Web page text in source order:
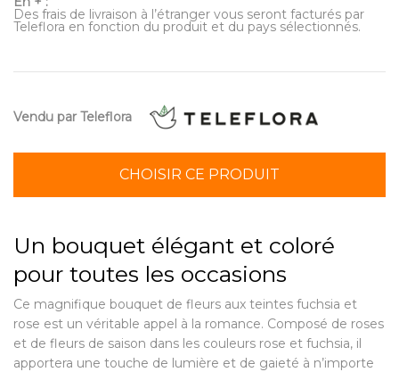
Des frais de livraison à l’étranger vous seront facturés par
Teleflora en fonction du produit et du pays sélectionnés.
Vendu par Teleflora
CHOISIR CE PRODUIT
Un bouquet élégant et coloré
pour toutes les occasions
Ce magnifique bouquet de fleurs aux teintes fuchsia et
rose est un véritable appel à la romance. Composé de roses
et de fleurs de saison dans les couleurs rose et fuchsia, il
apportera une touche de lumière et de gaieté à n’importe